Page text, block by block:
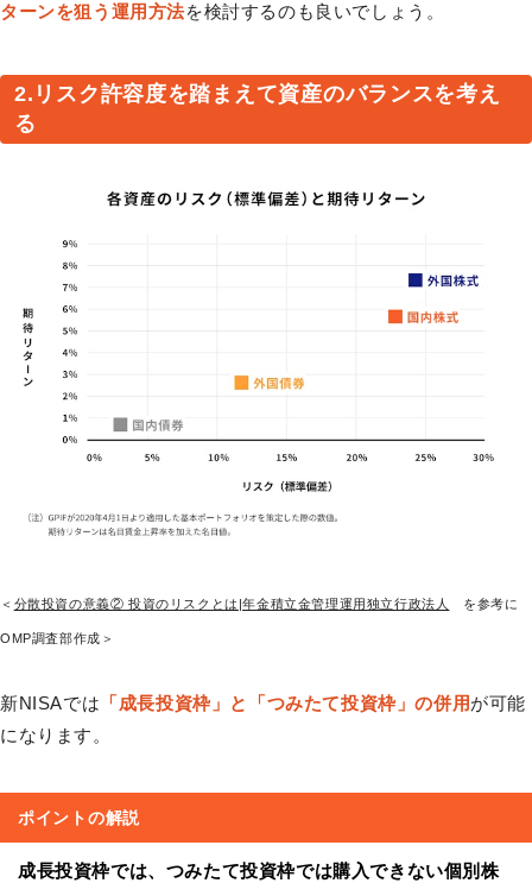
ターンを狙う運用方法を検討するのも良いでしょう。
2.リスク許容度を踏まえて資産のバランスを考え
る
＜ 分散投資の意義② 投資のリスクとは|年金積立金管理運用独立行政法人 を参考に
OMP調査部作成＞
新NISAでは 「成長投資枠」と「つみたて投資枠」の併用が可能
になります。
ポイントの解説
成長投資枠では、つみたて投資枠では購入できない個別株